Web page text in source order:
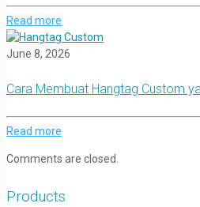
Read more
June 8, 2026
Cara Membuat Hangtag Custom
Read more
Comments are closed.
Products